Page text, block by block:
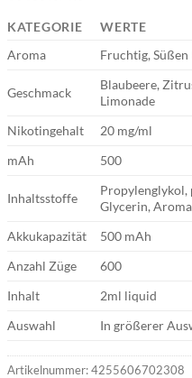
KATEGORIE
WERTE
Aroma
Fruchtig,
Geschmack
Blaubeere,
Limonade
Nikotingehalt
20 mg/ml
mAh
500
Inhaltsstoffe
Propylenglykol,
Glycerin,
Akkukapazität
500 mAh
Anzahl Züge
600
Inhalt
2ml liquid
Auswahl
In größerer
Artikelnummer:4255606702308